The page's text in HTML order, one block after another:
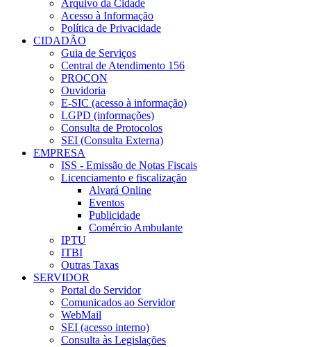
Arquivo da Cidade
Acesso à Informação
Política de Privacidade
CIDADÃO
Guia de Serviços
Central de Atendimento 156
PROCON
Ouvidoria
E-SIC (acesso à informação)
LGPD (informações)
Consulta de Protocolos
SEI (Consulta Externa)
EMPRESA
ISS - Emissão de Notas Fiscais
Licenciamento e fiscalização
Alvará Online
Eventos
Publicidade
Comércio Ambulante
IPTU
ITBI
Outras Taxas
SERVIDOR
Portal do Servidor
Comunicados ao Servidor
WebMail
SEI (acesso interno)
Consulta às Legislações